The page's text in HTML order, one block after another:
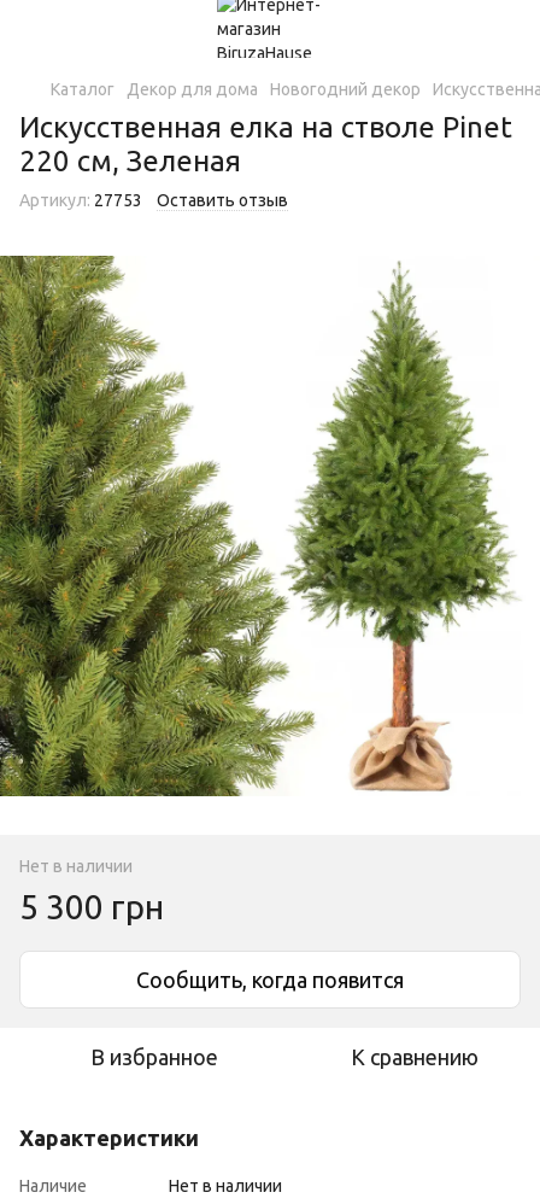
Каталог Декор для дома Новогодний декор
Искусственная елка на стволе Pinet
220 см, Зеленая
Артикул: 27753 Оставить отзыв
Нет в наличии
5 300 грн
Сообщить, когда появится
В избранное К сравнению
Характеристики
Наличие
Нет в наличии